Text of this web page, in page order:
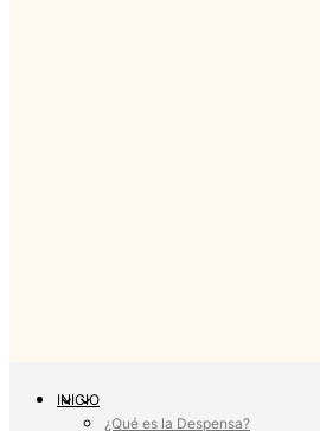
INICIO
¿Qué es la Despensa?